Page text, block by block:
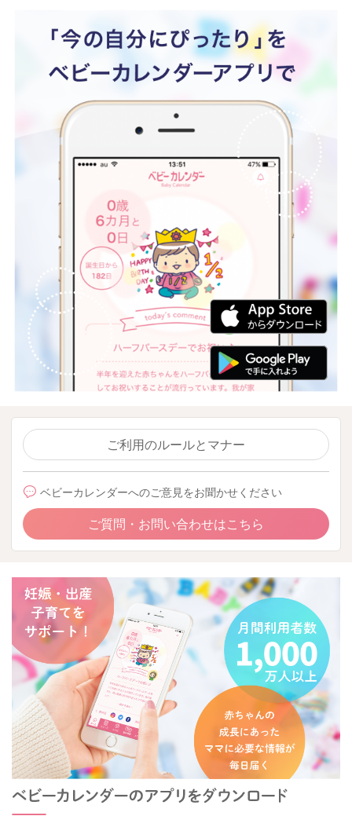
ご利用のルールとマナー
ベビーカレンダーへのご意見をお聞かせください
ご質問・お問い合わせはこちら